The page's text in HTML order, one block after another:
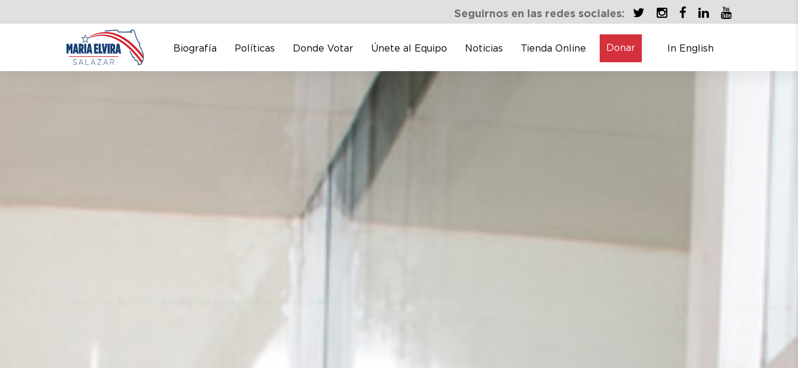
Seguirnos en las redes sociales:
In English
Donar
Biografía Políticas Donde Votar Únete al Equipo Noticias Tienda Online